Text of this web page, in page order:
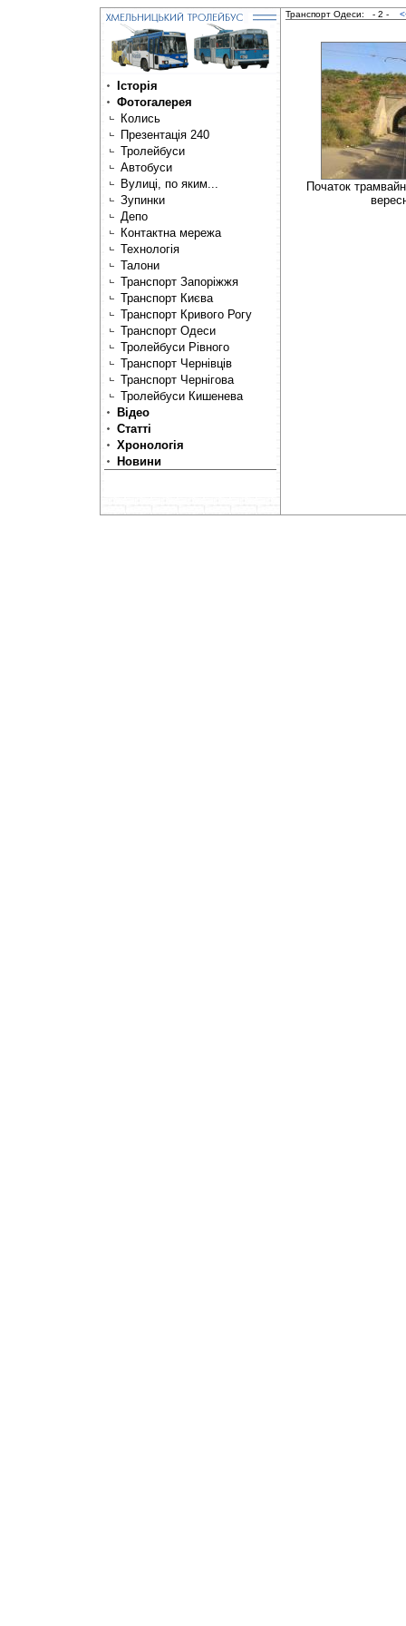
Історія
Фотогалерея
Колись
Презентація 240
Тролейбуси
Автобуси
Вулиці, по яким...
Зупинки
Депо
Контактна мережа
Технологія
Талони
Транспорт Запоріжжя
Транспорт Києва
Транспорт Кривого Рогу
Транспорт Одеси
Тролейбуси Рівного
Транспорт Чернівців
Транспорт Чернігова
Тролейбуси Кишенева
Відео
Статті
Хронологія
Новини
Транспорт Одеси: - 2 -
Початок